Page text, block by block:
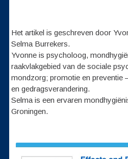
Het artikel is geschreven door
Selma Burrekers.
Yvonne is psycholoog,
raakvlakgebied van de sociale
mondzorg; promotie en preventie
en gedragsverandering.
Selma is een ervaren
Groningen.